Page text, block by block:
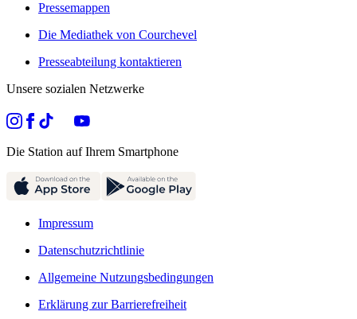
Pressemappen
Die Mediathek von Courchevel
Presseabteilung kontaktieren
Unsere sozialen Netzwerke
Die Station auf Ihrem Smartphone
Impressum
Datenschutzrichtlinie
Allgemeine Nutzungsbedingungen
Erklärung zur Barrierefreiheit